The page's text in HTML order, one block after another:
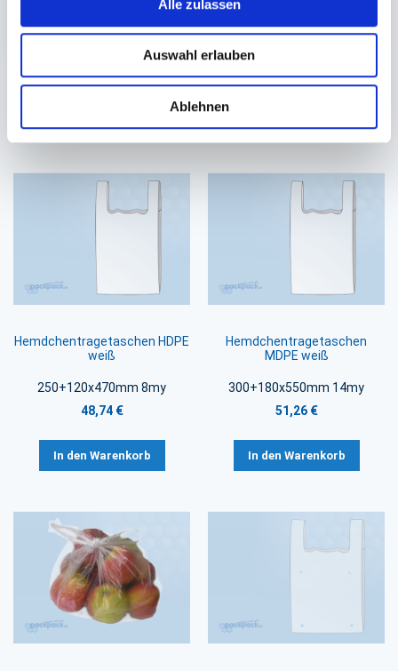
Alle zulassen
Auswahl erlauben
Ablehnen
Sie könnten auch an folgenden Artikeln
interessiert sein
Hemdchentragetaschen HDPE
weiß
250+120x470mm 8my
48,74 €
In den Warenkorb
Hemdchentragetaschen
MDPE weiß
300+180x550mm 14my
51,26 €
In den Warenkorb